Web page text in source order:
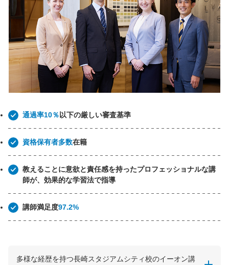
通過率10％ 以下の厳しい審査基準
資格保有者多数在籍
教えることに意欲と責任感を持ったプロフェッショナルな講
師が、効果的な学習法で指導
講師満足度97.2%
多様な経歴を持つ長崎スタジアムシティ校のイーオン講